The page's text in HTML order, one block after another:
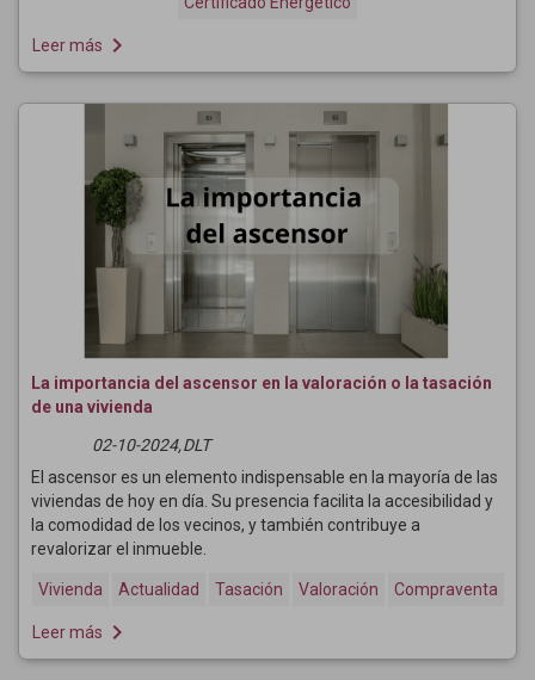
Leer más navigate_next
La importancia del ascensor en la valoración o la tasación
de una vivienda
02-10-2024,DLT
El ascensor es un elemento indispensable en la mayoría de las
viviendas de hoy en día. Su presencia facilita la accesibilidad y
la comodidad de los vecinos, y también contribuye a
revalorizar el inmueble.
Vivienda Actualidad Tasación Valoración Compraventa
Leer más navigate_next